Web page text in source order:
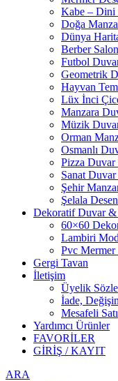
Kabe – Dini
Doğa
Dünya
Berber
Futbol
Geometrik
Hayvan
Lüx İnci
Manzara
Müzik
Orman
Osmanlı
Pizza Duvar
Sanat Duvar
Şehir
Şelala
Dekoratif Duvar &
60×60
Lambiri
Pvc Mermer
Gergi Tavan
İletişim
Üyelik
İade,
Mesafeli
Yardımcı Ürünler
FAVORİLER
GİRİŞ / KAYIT
ARA